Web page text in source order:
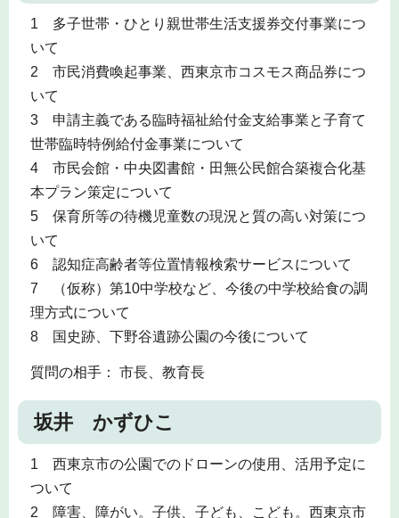
1 多子世帯・ひとり親世帯生活支援券交付事業につ
いて
2 市民消費喚起事業、西東京市コスモス商品券につ
いて
3 申請主義である臨時福祉給付金支給事業と子育て
世帯臨時特例給付金事業について
4 市民会館・中央図書館・田無公民館合築複合化基
本プラン策定について
5 保育所等の待機児童数の現況と質の高い対策につ
いて
6 認知症高齢者等位置情報検索サービスについて
7 （仮称）第10中学校など、今後の中学校給食の調
理方式について
8 国史跡、下野谷遺跡公園の今後について
質問の相手： 市長、教育長
坂井 かずひこ
1 西東京市の公園でのドローンの使用、活用予定に
ついて
2 障害、障がい。子供、子ども、こども。西東京市